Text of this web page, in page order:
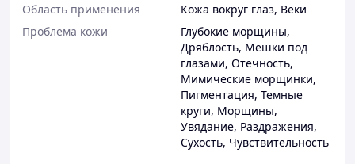
Область применения Кожа вокруг глаз, Веки
Проблема кожи
Глубокие морщины,
Дряблость, Мешки под
глазами, Отечность,
Мимические морщинки,
Пигментация, Темные
круги, Морщины,
Увядание, Раздражения,
Сухость, Чувствительность